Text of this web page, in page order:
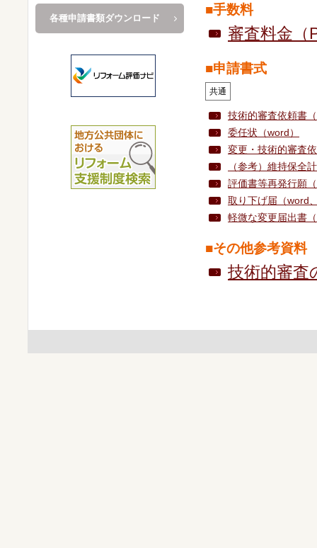
各種申請書類ダウンロード
■手数料
審査料金（
■申請書式
共通
技術的審査依頼書
委任状（word）
変更・技術的審査
（参考）維持保全
評価書等再発行願
取り下げ届（word
軽微な変更届出書
■その他参考資料
技術的審査